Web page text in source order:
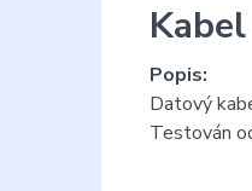
Popis:
Datový
Testován